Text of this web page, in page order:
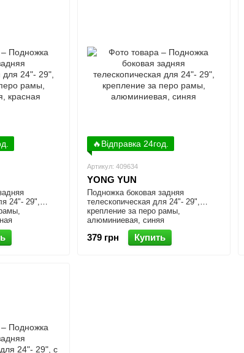
24"- 29",
🔥Відправка 24год.
Артикул: 409634
YONG YUN
Подножка боковая задняя
телескопическая для 24"- 29",
крепление за перо рамы,
алюминиевая, синяя
379 грн Купить